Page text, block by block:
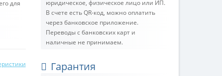
для
юридическое, физическое лицо или ИП.
В счете есть QR-код, можно оплатить
через банковское приложение.
Переводы с банковских карт и
наличные не принимаем.
Гарантия